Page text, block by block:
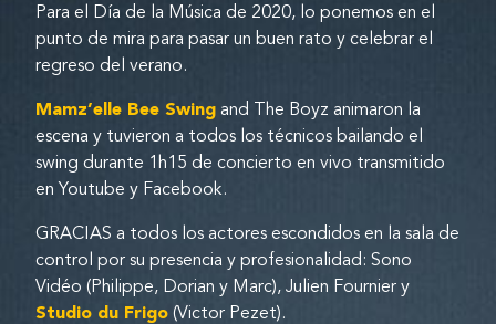
Para el Día de la Música de 2020, lo ponemos en el
punto de mira para pasar un buen rato y celebrar el
regreso del verano.
Mamz’elle Bee Swing and The Boyz animaron la
escena y tuvieron a todos los técnicos bailando el
swing durante 1h15 de concierto en vivo transmitido
en Youtube y Facebook.
GRACIAS a todos los actores escondidos en la sala de
control por su presencia y profesionalidad: Sono
Vidéo (Philippe, Dorian y Marc), Julien Fournier y
Studio du Frigo (Victor Pezet).